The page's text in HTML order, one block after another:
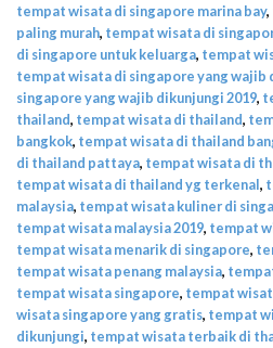
tempat wisata di singapore marina bay,
paling murah, tempat wisata di
di singapore untuk keluarga, tempat
tempat wisata di singapore yang wajib
singapore yang wajib dikunjungi 2019,
thailand, tempat wisata di thailand,
bangkok, tempat wisata di thailand
di thailand pattaya, tempat wisata di
tempat wisata di thailand yg terkenal,
malaysia, tempat wisata kuliner di
tempat wisata malaysia 2019, tempat
tempat wisata menarik di singapore,
tempat wisata penang malaysia,
tempat wisata singapore, tempat
wisata singapore yang gratis, tempat
dikunjungi, tempat wisata terbaik di